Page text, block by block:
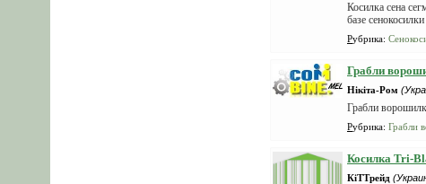
Косилка сена
базе
Рубрика:
Грабли
Нікіта-Ром
Грабли
Рубрика: Грабли
Косилка Tri-
КіТТрейд